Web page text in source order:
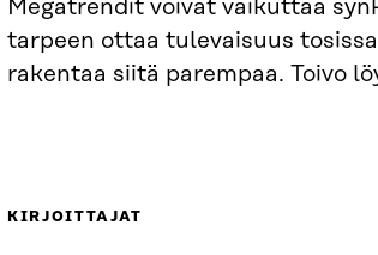
Megatrendit voivat vaikuttaa
tarpeen ottaa tulevaisuus
rakentaa siitä parempaa. Toivo
KIRJOITTAJAT